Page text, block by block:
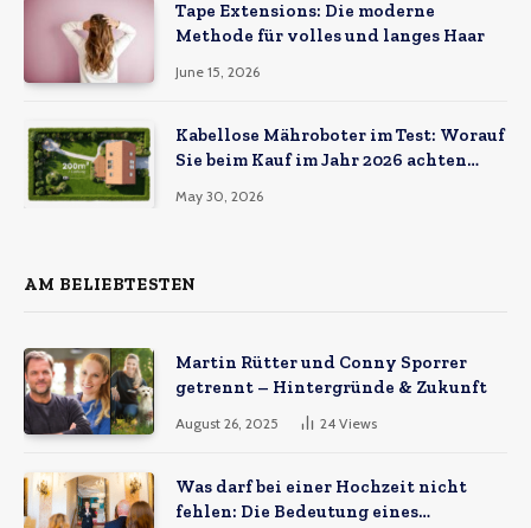
Tape Extensions: Die moderne
Methode für volles und langes Haar
June 15, 2026
Kabellose Mähroboter im Test: Worauf
Sie beim Kauf im Jahr 2026 achten
May 30, 2026
AM BELIEBTESTEN
Martin Rütter und Conny Sporrer
getrennt – Hintergründe & Zukunft
August 26, 2025 24 Views
Was darf bei einer Hochzeit nicht
fehlen: Die Bedeutung eines